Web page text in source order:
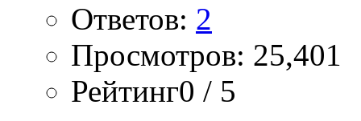
Ответов: 2
Просмотров: 25,401
Рейтинг0 / 5